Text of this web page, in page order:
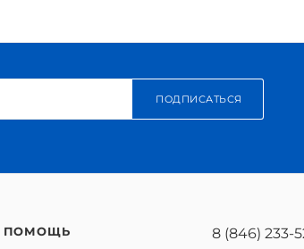
ПОДПИСАТЬСЯ
ПОМОЩЬ 8 (846) 233-